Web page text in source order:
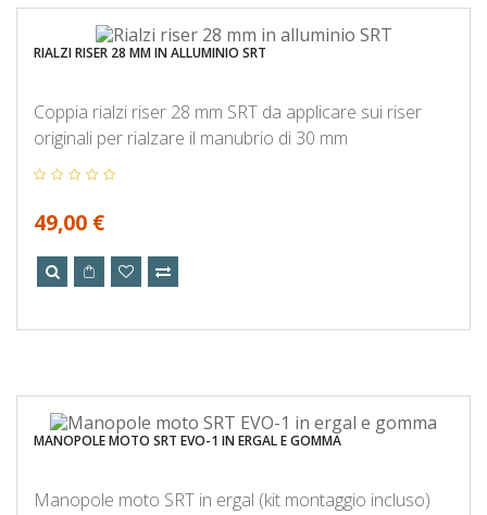
RIALZI RISER 28 MM IN ALLUMINIO SRT
Coppia rialzi riser 28 mm SRT da applicare sui riser
originali per rialzare il manubrio di 30 mm
49,00 €
MANOPOLE MOTO SRT EVO-1 IN ERGAL E GOMMA
Manopole moto SRT in ergal (kit montaggio incluso)